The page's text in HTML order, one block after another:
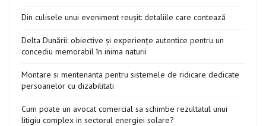
Din culisele unui eveniment reușit: detaliile care contează
Delta Dunării: obiective și experiențe autentice pentru un
concediu memorabil în inima naturii
Montare si mentenanta pentru sistemele de ridicare dedicate
persoanelor cu dizabilitati
Cum poate un avocat comercial sa schimbe rezultatul unui
litigiu complex in sectorul energiei solare?